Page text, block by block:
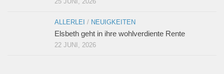
ALLERLEI / NEUIGKEITEN
Elsbeth geht in ihre wohlverdiente Rente
22 JUNI, 2026